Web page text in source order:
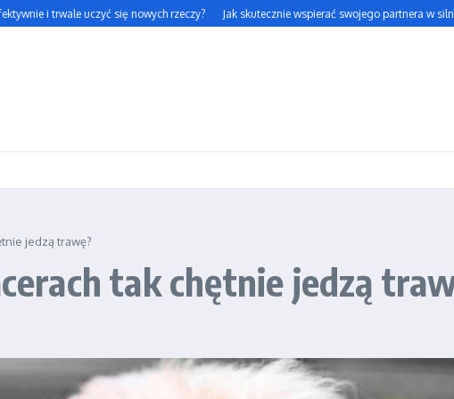
i trwale uczyć się nowych rzeczy? Jak skutecznie wspierać swojego partnera w silnym
jedzą trawę?
tak chętnie jedzą